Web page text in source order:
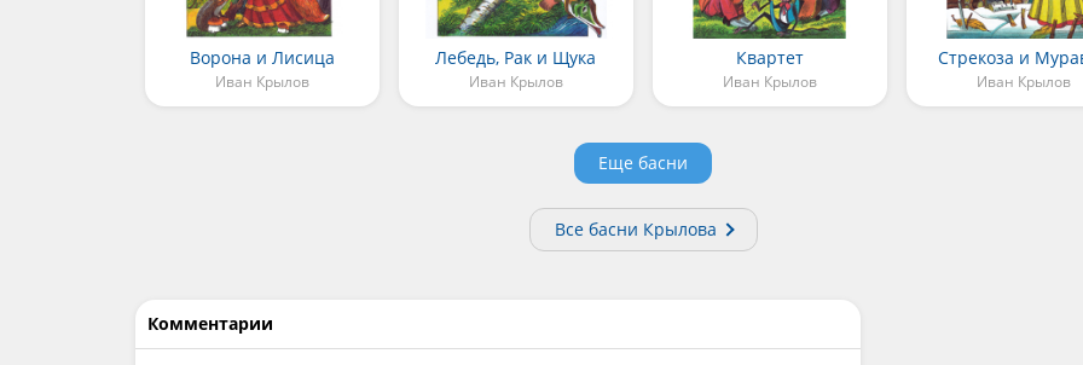
Ворона и Лисица
Иван Крылов
Лебедь, Рак и Щука
Иван Крылов
Квартет
Иван Крылов
Стрекоза и
Иван Крылов
Еще басни
Все басни Крылова
Комментарии